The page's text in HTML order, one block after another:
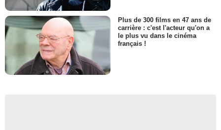
Plus de 300 films en 47 ans de
carrière : c'est l'acteur qu'on a
le plus vu dans le cinéma
français !